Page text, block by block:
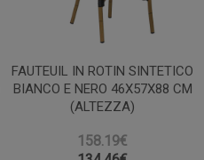
FAUTEUIL IN ROTIN SINTETICO
BIANCO E NERO 46X57X88 CM
(ALTEZZA)
158.19€